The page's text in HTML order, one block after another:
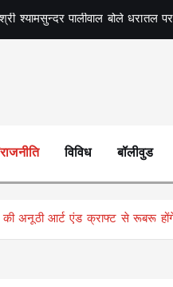
श्यामसुन्दर पालीवाल बोले धरातल
विविध बॉलीवुड
की अनूठी आर्ट एंड क्राफ्ट से रूबरू